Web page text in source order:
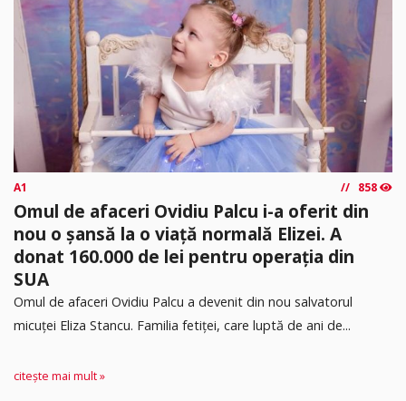
A1 858
Omul de afaceri Ovidiu Palcu i-a oferit din
nou o șansă la o viață normală Elizei. A
donat 160.000 de lei pentru operația din
SUA
Omul de afaceri Ovidiu Palcu a devenit din nou salvatorul
micuței Eliza Stancu. Familia fetiței, care luptă de ani de...
citește mai mult »